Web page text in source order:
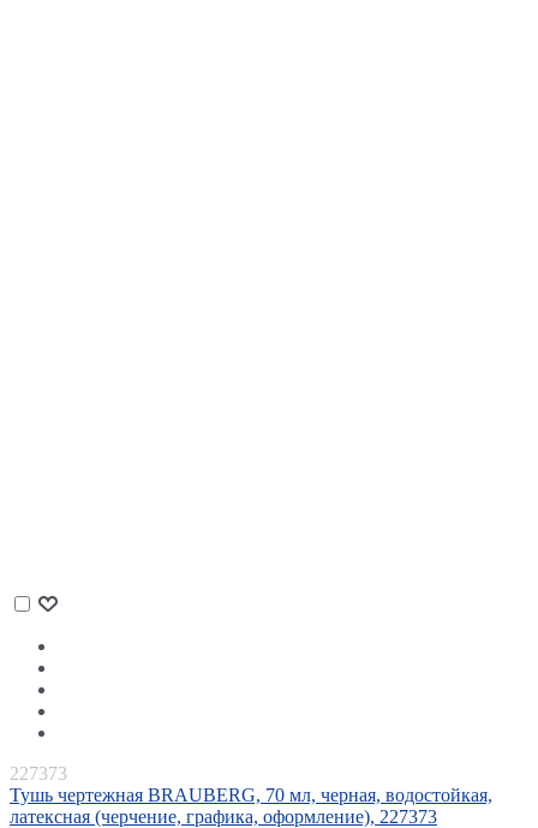
227373
Тушь чертежная BRAUBERG, 70 мл, черная, водостойкая,
латексная (черчение, графика, оформление), 227373